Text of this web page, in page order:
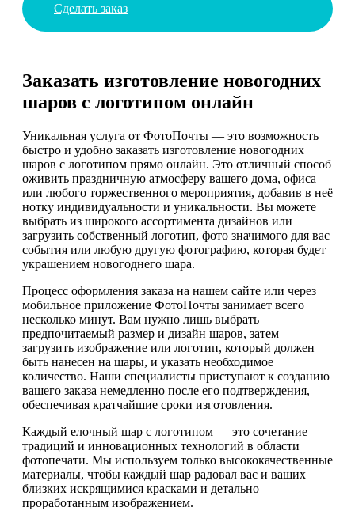
Сделать заказ
Заказать изготовление новогодних
шаров с логотипом онлайн
Уникальная услуга от ФотоПочты — это возможность
быстро и удобно заказать изготовление новогодних
шаров с логотипом прямо онлайн. Это отличный способ
оживить праздничную атмосферу вашего дома, офиса
или любого торжественного мероприятия, добавив в неё
нотку индивидуальности и уникальности. Вы можете
выбрать из широкого ассортимента дизайнов или
загрузить собственный логотип, фото значимого для вас
события или любую другую фотографию, которая будет
украшением новогоднего шара.
Процесс оформления заказа на нашем сайте или через
мобильное приложение ФотоПочты занимает всего
несколько минут. Вам нужно лишь выбрать
предпочитаемый размер и дизайн шаров, затем
загрузить изображение или логотип, который должен
быть нанесен на шары, и указать необходимое
количество. Наши специалисты приступают к созданию
вашего заказа немедленно после его подтверждения,
обеспечивая кратчайшие сроки изготовления.
Каждый елочный шар с логотипом — это сочетание
традиций и инновационных технологий в области
фотопечати. Мы используем только высококачественные
материалы, чтобы каждый шар радовал вас и ваших
близких искрящимися красками и детально
проработанным изображением.